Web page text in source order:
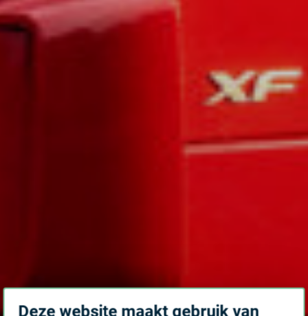
Deze website maakt gebruik van